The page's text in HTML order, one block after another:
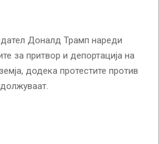
Доналд Трамп нареди
за притвор и депортација на
додека протестите против